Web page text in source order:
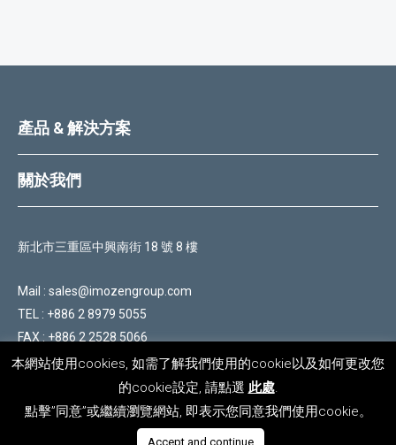
產品 & 解決方案
關於我們
新北市三重區中興南街 18 號 8 樓
Mail : sales@imozengroup.com
TEL : +886 2 8979 5055
FAX : +886 2 2528 5066
Copyright © 2026 iMozen Group
使用條款
本網站使用cookies, 如需了解我們使用的cookie以及如何更改您
的cookie設定, 請點選 此處.
點擊”同意”或繼續瀏覽網站, 即表示您同意我們使用cookie。
Accept and continue